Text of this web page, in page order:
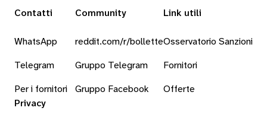
Contatti
WhatsApp
Telegram
Per i fornitori
Community
reddit.com/r/bollette
Gruppo Telegram
Gruppo Facebook
Link utili
Osservatorio Sanzioni
Fornitori
Offerte
Privacy